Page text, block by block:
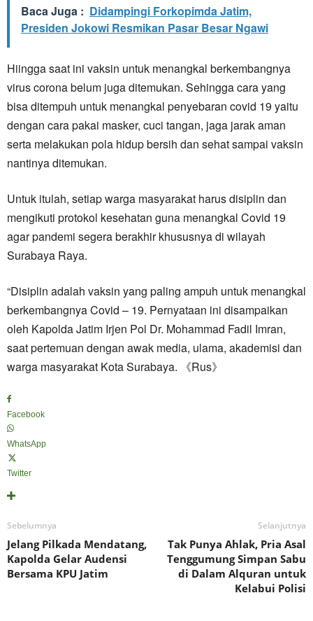
Baca Juga : Didampingi Forkopimda Jatim,
Presiden Jokowi Resmikan Pasar Besar Ngawi
Hiingga saat ini vaksin untuk menangkal berkembangnya
virus corona belum juga ditemukan. Sehingga cara yang
bisa ditempuh untuk menangkal penyebaran covid 19 yaitu
dengan cara pakai masker, cuci tangan, jaga jarak aman
serta melakukan pola hidup bersih dan sehat sampai vaksin
nantinya ditemukan.
Untuk itulah, setiap warga masyarakat harus disiplin dan
mengikuti protokol kesehatan guna menangkal Covid 19
agar pandemi segera berakhir khususnya di wilayah
Surabaya Raya.
“Disiplin adalah vaksin yang paling ampuh untuk menangkal
berkembangnya Covid – 19. Pernyataan ini disampaikan
oleh Kapolda Jatim Irjen Pol Dr. Mohammad Fadil Imran,
saat pertemuan dengan awak media, ulama, akademisi dan
warga masyarakat Kota Surabaya. 《Rus》
Facebook
WhatsApp
Twitter
Sebelumnya
Jelang Pilkada Mendatang,
Kapolda Gelar Audensi
Bersama KPU Jatim
Selanjutnya
Tak Punya Ahlak, Pria Asal
Tenggumung Simpan Sabu
di Dalam Alquran untuk
Kelabui Polisi